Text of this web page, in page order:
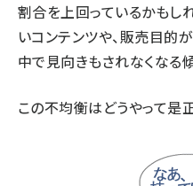
割合を上回っているかもし
いコンテンツや、販売目的
中で見向きもされなくなる
この不均衡はどうやって是